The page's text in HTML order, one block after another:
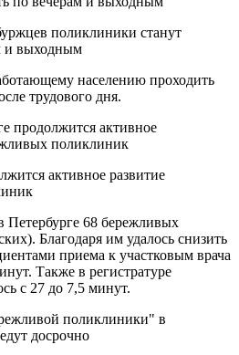
поликлиники станут
и выходным
населению проходить
трудового дня.
активное развитие
68 бережливых
Благодаря им удалось снизить
приема к участковым врача
Также в регистратуре
с 27 до 7,5 минут.